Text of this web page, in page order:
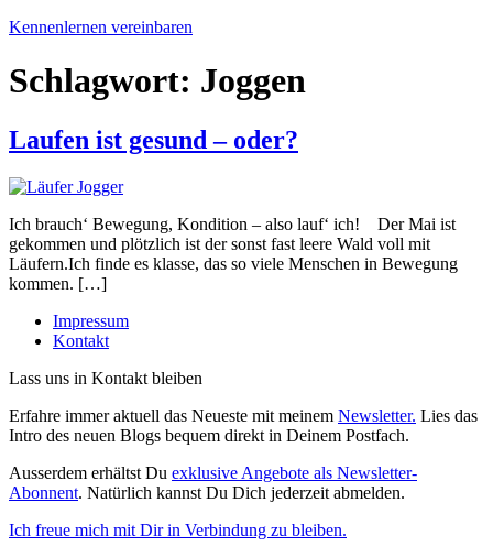
Kennenlernen vereinbaren
Schlagwort: Joggen
Laufen ist gesund – oder?
Ich brauch‘ Bewegung, Kondition – also lauf‘ ich! Der Mai ist
gekommen und plötzlich ist der sonst fast leere Wald voll mit
Läufern.Ich finde es klasse, das so viele Menschen in Bewegung
kommen. […]
Impressum
Kontakt
Lass uns in Kontakt bleiben
Erfahre immer aktuell das Neueste mit meinem Newsletter. Lies das
Intro des neuen Blogs bequem direkt in Deinem Postfach.
Ausserdem erhältst Du exklusive Angebote als Newsletter-
Abonnent. Natürlich kannst Du Dich jederzeit abmelden.
Ich freue mich mit Dir in Verbindung zu bleiben.